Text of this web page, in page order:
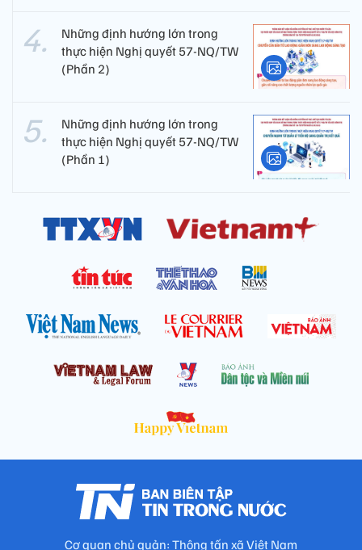
Những định hướng lớn trong
thực hiện Nghị quyết 57-NQ/TW
(Phần 2)
Những định hướng lớn trong
thực hiện Nghị quyết 57-NQ/TW
(Phần 1)
Cơ quan chủ quản: Thông tấn xã Việt Nam